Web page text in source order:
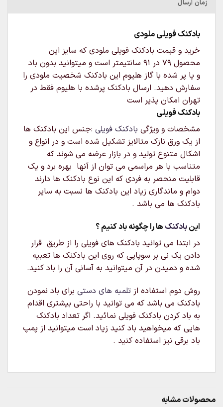
زمان ارسال
بادکنک فویلی ملودی
خرید و قیمت بادکنک فویلی ملودی که سایز این
محصول 79 در 91 سانتیمتر است و میتوانید بدون باد
و یا پر شده با گاز هلیوم این بادکنک شخصیت ملودی را
سفارش دهید. ارسال بادکنک پرشده با هلیوم فقط در
تهران امکان پذیر است
بادکنک فویلی
مشخصات و ویژگی بادکنک فویلی :جنس این بادکنک ها
از یک ورق نازک متالایز تشکیل شده است و در انواع و
اشکال متنوع تولید و در بازار عرضه می شوند که
متناسب با هر مراسمی می توان از آنها بهره برد و یک
قابلیت منحصر به فردی که این نوع بادکنک ها دارند
دوام و ماندگاری زیاد این بادکنک ها نسبت به سایر
بادکنک ها می باشد .
اینبادکنک ها را چگونه باد کنیم ؟
در ابتدا می توانید بادکنک های فویلی را از طریق قرار
دادن یک نی بر سوپاپی که روی این بادکنک ها تعبیه
شده و دمیدن در آن میتوانید به آسانی آن را باد کنید.
روش دوم استفاده از تلمبه های دستی برای باد نمودن
بادکنک می باشد که می توانید با راحتی بیشتری اقدام
به باد کردن بادکنک فویلی نمائید. اگر تعداد بادکنک
هایی که میخواهید باد کنید زیاد است میتوانید از پمپ
باد برقی نیز استفاده کنید .
محصولات مشابه